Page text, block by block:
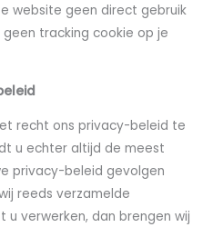
website geen direct gebruik
tracking cookie op je
recht ons privacy-beleid te
u echter altijd de meest
privacy-beleid gevolgen
reeds verzamelde
verwerken, dan brengen wij